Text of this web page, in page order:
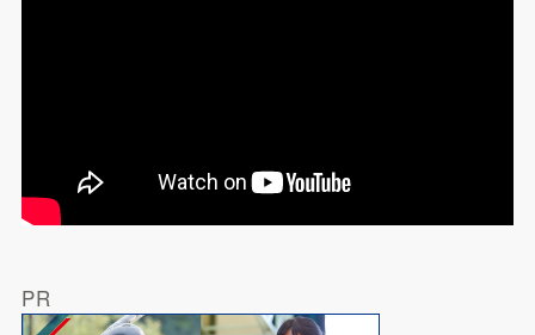
PR